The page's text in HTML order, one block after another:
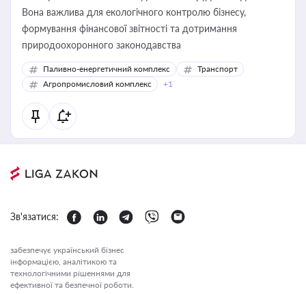
Вона важлива для екологічного контролю бізнесу,
формування фінансової звітності та дотримання
природоохоронного законодавства
Паливно-енергетичний комплекс
Транспорт
Агропромисловий комплекс
+1
Зв'язатися:
забезпечує український бізнес
інформацією, аналітикою та
технологічними рішеннями для
ефективної та безпечної роботи.